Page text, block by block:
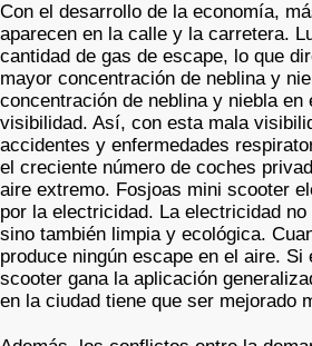
Con el desarrollo de la economía,
aparecen en la calle y la carretera.
cantidad de gas de escape, lo que
mayor concentración de neblina y
concentración de neblina y niebla en
visibilidad. Así, con esta mala
accidentes y enfermedades
el creciente número de coches
aire extremo. Fosjoas mini scooter
por la electricidad. La electricidad
sino también limpia y ecológica.
produce ningún escape en el aire. Si
scooter gana la aplicación
en la ciudad tiene que ser mejorado